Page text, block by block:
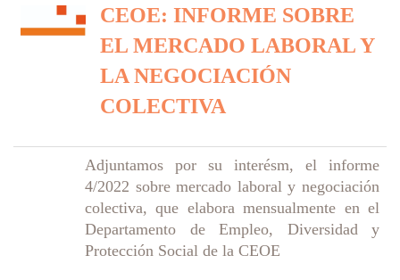
CEOE: INFORME SOBRE
EL MERCADO LABORAL Y
LA NEGOCIACIÓN
COLECTIVA
Adjuntamos por su interésm, el informe
4/2022 sobre mercado laboral y negociación
colectiva, que elabora mensualmente en el
Departamento de Empleo, Diversidad y
Protección Social de la CEOE